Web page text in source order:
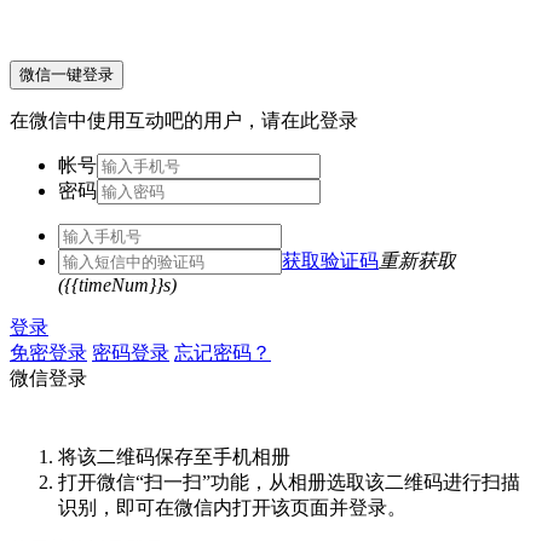
微信一键登录
在微信中使用互动吧的用户，请在此登录
帐号
密码
获取验证码重新获取
({{timeNum}}s)
登录
免密登录 密码登录 忘记密码？
微信登录
将该二维码保存至手机相册
打开微信“扫一扫”功能，从相册选取该二维码进行扫描
识别，即可在微信内打开该页面并登录。